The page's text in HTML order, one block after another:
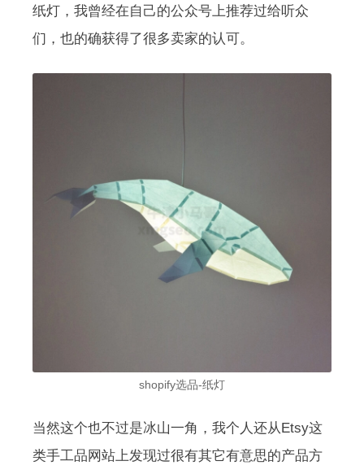
纸灯，我曾经在自己的公众号上推荐过给听众
们，也的确获得了很多卖家的认可。
shopify选品-纸灯
当然这个也不过是冰山一角，我个人还从Etsy这
类手工品网站上发现过很有其它有意思的产品方